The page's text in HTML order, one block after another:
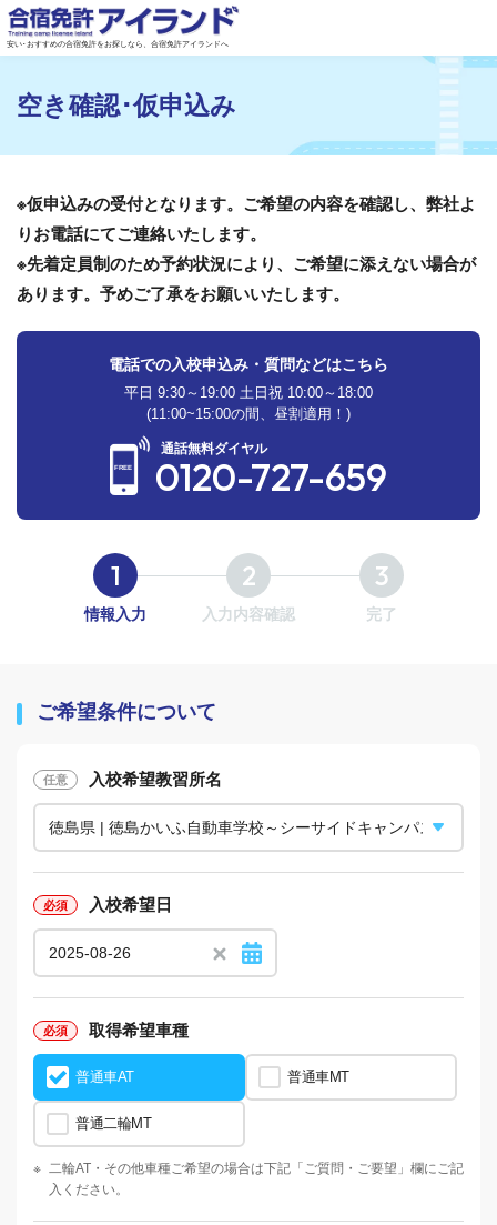
安い･おすすめの合宿免許をお探しなら、合宿免許アイランドへ
空き確認･仮申込み
※仮申込みの受付となります。ご希望の内容を確認し、弊社よ
りお電話にてご連絡いたします。
※先着定員制のため予約状況により、ご希望に添えない場合が
あります。予めご了承をお願いいたします。
電話での入校申込み・質問などはこちら
平日 9:30～19:00 土日祝 10:00～18:00
(11:00~15:00の間、昼割適用！)
通話無料ダイヤル
0120-727-659
情報入力 入力内容確認 完了
ご希望条件について
入校希望教習所名
入校希望日
取得希望車種
普通車AT 普通車MT
普通二輪MT
※ 二輪AT・ その他車種ご希望の場合は下記「ご質問・ご要望」欄にご記
入ください。